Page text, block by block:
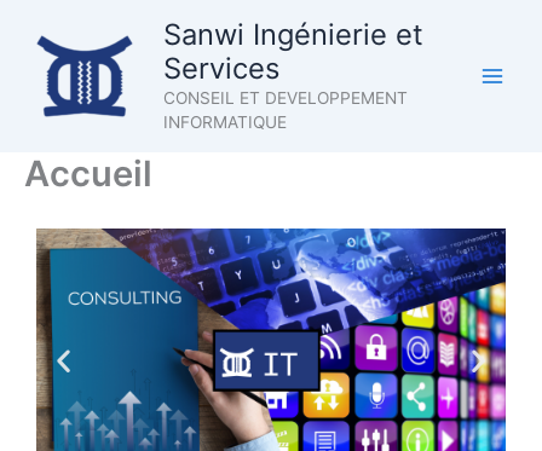
contenu
Sanwi Ingénierie et
Services
CONSEIL ET DEVELOPPEMENT
INFORMATIQUE
Accueil